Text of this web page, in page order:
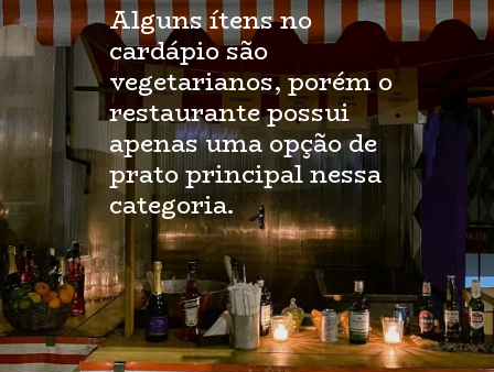
Alguns ítens no
cardápio são
vegetarianos, porém o
restaurante possui
apenas uma opção de
prato principal nessa
categoria.